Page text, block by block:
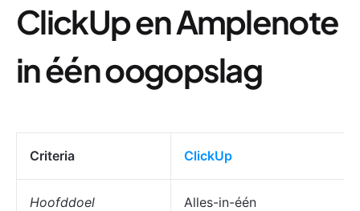
ClickUp en Amplenote
in één oogopslag
Criteria ClickUp
Hoofddoel
Alles-in-één